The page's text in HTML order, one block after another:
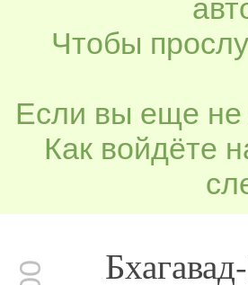
Чтобы
Если вы еще не
Как войдёте